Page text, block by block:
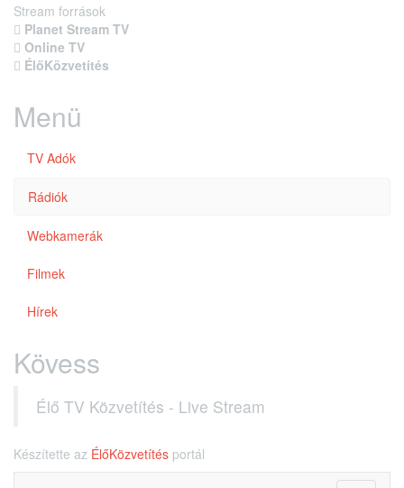
Stream források
Planet Stream TV
Online TV
ÉlőKözvetítés
Menü
TV Adók
Rádiók
Webkamerák
Filmek
Hírek
Kövess
Élő TV Közvetítés - Live Stream
Készítette az ÉlőKözvetítés portál